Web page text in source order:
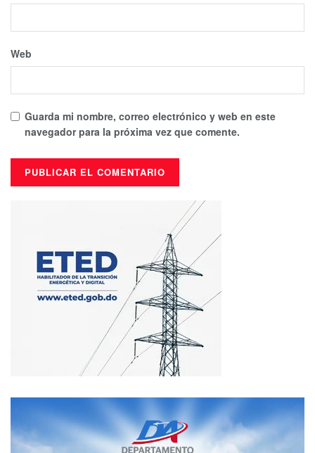
Web
Guarda mi nombre, correo electrónico y web en este
navegador para la próxima vez que comente.